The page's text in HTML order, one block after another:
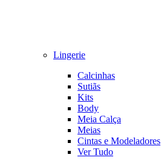
Lingerie
Calcinhas
Sutiãs
Kits
Body
Meia Calça
Meias
Cintas e Modeladores
Ver Tudo